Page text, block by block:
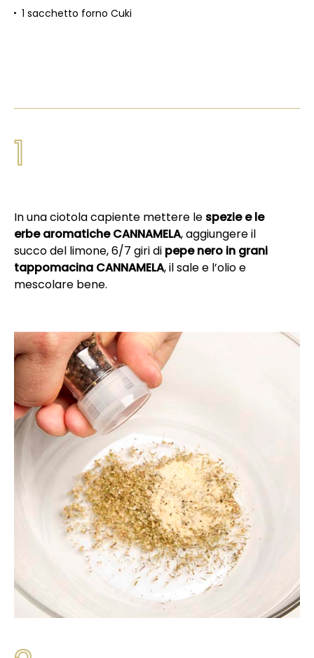
1 sacchetto forno Cuki
1
In una ciotola capiente mettere le spezie e le
erbe aromatiche CANNAMELA, aggiungere il
succo del limone, 6/7 giri di pepe nero in grani
tappomacina CANNAMELA, il sale e l’olio e
mescolare bene.